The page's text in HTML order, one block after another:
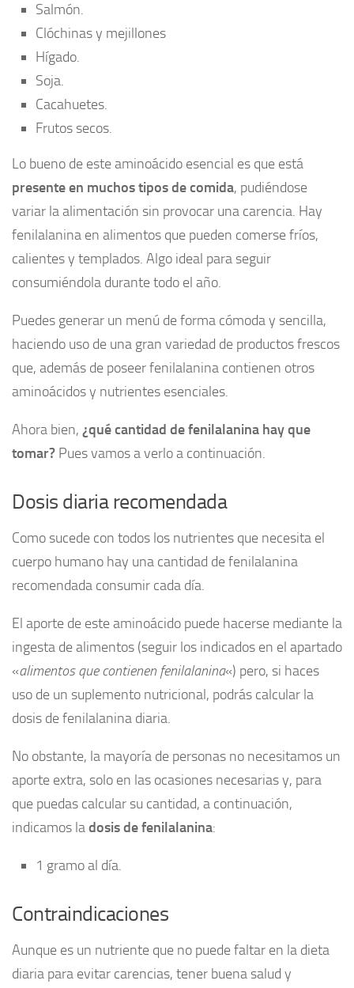
Salmón.
Clóchinas y mejillones
Hígado.
Soja.
Cacahuetes.
Frutos secos.
Lo bueno de este aminoácido esencial es que está
presente en muchos tipos de comida, pudiéndose
variar la alimentación sin provocar una carencia. Hay
fenilalanina en alimentos que pueden comerse fríos,
calientes y templados. Algo ideal para seguir
consumiéndola durante todo el año.
Puedes generar un menú de forma cómoda y sencilla,
haciendo uso de una gran variedad de productos frescos
que, además de poseer fenilalanina contienen otros
aminoácidos y nutrientes esenciales.
Ahora bien, ¿qué cantidad de fenilalanina hay que
tomar? Pues vamos a verlo a continuación.
Dosis diaria recomendada
Como sucede con todos los nutrientes que necesita el
cuerpo humano hay una cantidad de fenilalanina
recomendada consumir cada día.
El aporte de este aminoácido puede hacerse mediante la
ingesta de alimentos (seguir los indicados en el apartado
«alimentos que contienen fenilalanina«) pero, si haces
uso de un suplemento nutricional, podrás calcular la
dosis de fenilalanina diaria.
No obstante, la mayoría de personas no necesitamos un
aporte extra, solo en las ocasiones necesarias y, para
que puedas calcular su cantidad, a continuación,
indicamos ladosis de fenilalanina:
1 gramo al día.
Contraindicaciones
Aunque es un nutriente que no puede faltar en la dieta
diaria para evitar carencias, tener buena salud y